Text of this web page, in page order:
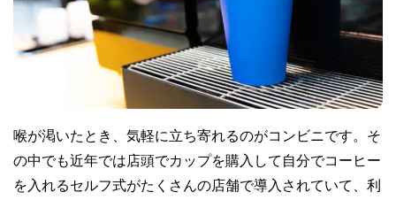
喉が渇いたとき、気軽に立ち寄れるのがコンビニです。そ
の中でも近年では店頭でカップを購入して自分でコーヒー
を入れるセルフ式がたくさんの店舗で導入されていて、利